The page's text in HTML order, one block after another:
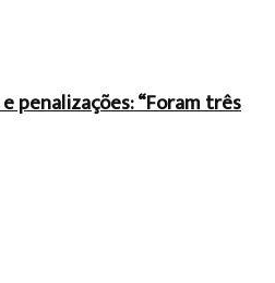
penalizações: “Foram três